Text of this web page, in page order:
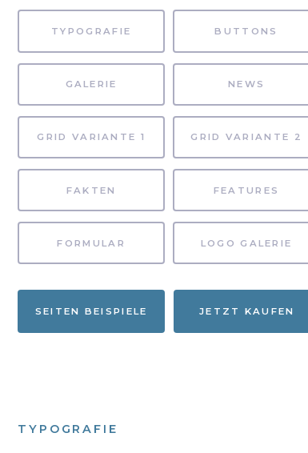
TYPOGRAFIE BUTTONS
GALERIE NEWS
GRID VARIANTE 1 GRID VARIANTE 2
FAKTEN FEATURES
FORMULAR LOGO GALERIE
SEITEN BEISPIELE JETZT KAUFEN
TYPOGRAFIE